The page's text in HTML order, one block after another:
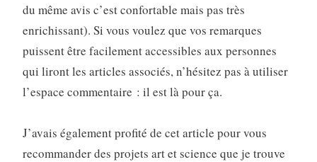
du même avis c’est confortable mais pas très
enrichissant). Si vous voulez que vos remarques
puissent être facilement accessibles aux personnes
qui liront les articles associés, n’hésitez pas à utiliser
l’espace commentaire : il est là pour ça.
J’avais également profité de cet article pour vous
recommander des projets art et science que je trouve